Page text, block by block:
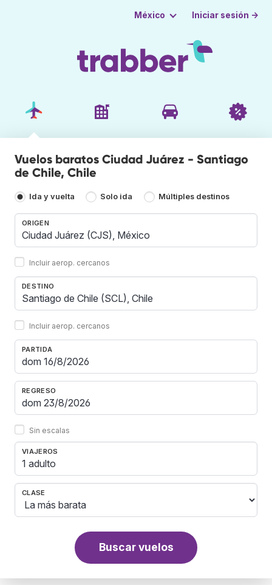
México Iniciar sesión →
Vuelos baratos Ciudad Juárez - Santiago
de Chile, Chile
Ida y vuelta Solo ida Múltiples destinos
ORIGEN
Incluir aerop. cercanos
DESTINO
Incluir aerop. cercanos
PARTIDA
REGRESO
Sin escalas
VIAJEROS
1 adulto
CLASE
Buscar vuelos